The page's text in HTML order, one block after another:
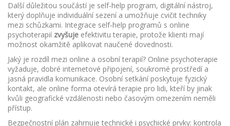
Další důležitou součástí je self‑help program, digitální nástroj,
který doplňuje individuální sezení a umožňuje cvičit techniky
mezi schůzkami. Integrace self‑help programů s online
psychoterapií zvyšuje efektivitu terapie, protože klienti mají
možnost okamžitě aplikovat naučené dovednosti.
Jaký je rozdíl mezi online a osobní terapií? Online psychoterapie
vyžaduje, dobré internetové připojení, soukromé prostředí a
jasná pravidla komunikace. Osobní setkání poskytuje fyzický
kontakt, ale online forma otevírá terapie pro lidi, kteří by jinak
kvůli geografické vzdálenosti nebo časovým omezením neměli
přístup.
Bezpečnostní plán zahrnuje technické i psychické prvky: kontrola